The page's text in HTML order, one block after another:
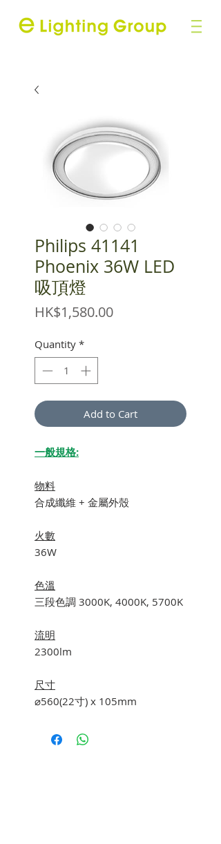
Philips 41141
Phoenix 36W LED
吸頂燈
HK$1,580.00Price
Quantity *
Add to Cart
一般規格:
物料
合成纖維 + 金屬外殼
火數
36W
色溫
三段色調 3000K, 4000K, 5700K
流明
2300lm
尺寸
⌀560(22寸) x 105mm